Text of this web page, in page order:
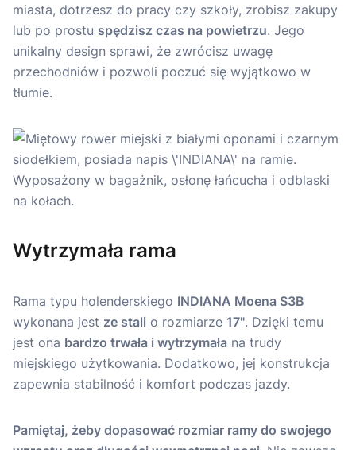
miasta, dotrzesz do pracy czy szkoły, zrobisz zakupy
lub po prostu spędzisz czas na powietrzu. Jego
unikalny design sprawi, że zwrócisz uwagę
przechodniów i pozwoli poczuć się wyjątkowo w
tłumie.
Wytrzymała rama
Rama typu holenderskiego INDIANA Moena S3B
wykonana jest ze stali o rozmiarze 17". Dzięki temu
jest ona bardzo trwała i wytrzymała na trudy
miejskiego użytkowania. Dodatkowo, jej konstrukcja
zapewnia stabilność i komfort podczas jazdy.
Pamiętaj, żeby dopasować rozmiar ramy do swojego